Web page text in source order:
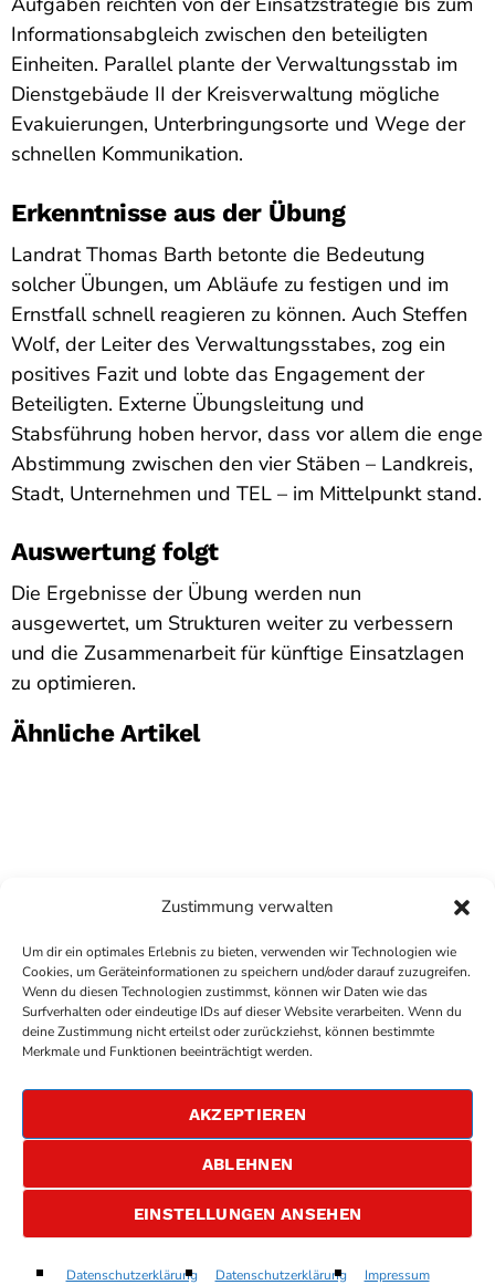
Zustimmung verwalten
Um dir ein optimales Erlebnis zu bieten, verwenden wir Technologien wie
Cookies, um Geräteinformationen zu speichern und/oder darauf zuzugreifen.
Wenn du diesen Technologien zustimmst, können wir Daten wie das
Surfverhalten oder eindeutige IDs auf dieser Website verarbeiten. Wenn du
deine Zustimmung nicht erteilst oder zurückziehst, können bestimmte
Merkmale und Funktionen beeinträchtigt werden.
AKZEPTIEREN
ABLEHNEN
EINSTELLUNGEN ANSEHEN
Datenschutzerklärung Datenschutzerklärung Impressum
Easy On Me
Informationsabgleich zwischen den beteiligten
Einheiten. Parallel plante der Verwaltungsstab im
Dienstgebäude II der Kreisverwaltung mögliche
Evakuierungen, Unterbringungsorte und Wege der
schnellen Kommunikation.
Erkenntnisse aus der Übung
Landrat Thomas Barth betonte die Bedeutung
solcher Übungen, um Abläufe zu festigen und im
Ernstfall schnell reagieren zu können. Auch Steffen
Wolf, der Leiter des Verwaltungsstabes, zog ein
positives Fazit und lobte das Engagement der
Beteiligten. Externe Übungsleitung und
Stabsführung hoben hervor, dass vor allem die enge
Abstimmung zwischen den vier Stäben – Landkreis,
Stadt, Unternehmen und TEL – im Mittelpunkt stand.
Auswertung folgt
Die Ergebnisse der Übung werden nun
ausgewertet, um Strukturen weiter zu verbessern
und die Zusammenarbeit für künftige Einsatzlagen
zu optimieren.
Ähnliche Artikel
COPYRIGHTANTENNE BAD KREUZNACH
DATENSCHUTZERKLÄRUNG
ALLGEMEINE GESCHÄFTSBEDINGUNGEN
GEWINNSPIELBEDINGUNGEN